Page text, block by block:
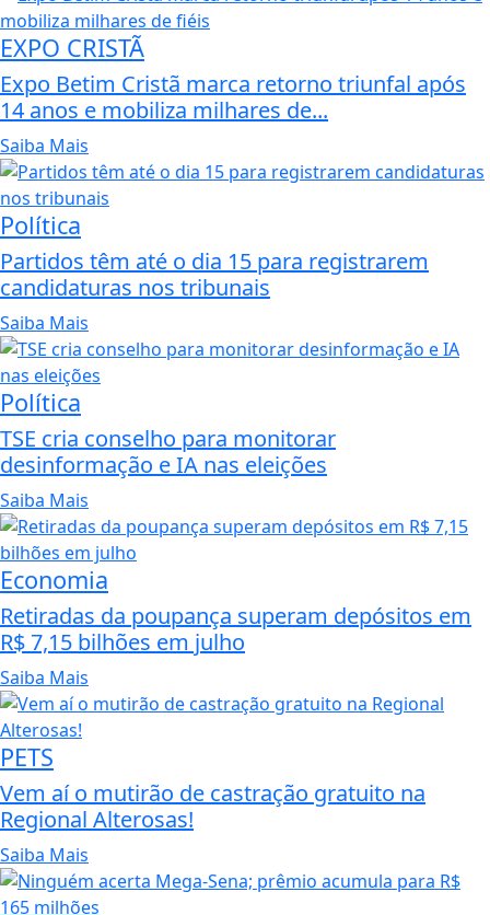
EXPO CRISTÃ
Expo Betim Cristã marca retorno triunfal após
14 anos e mobiliza milhares de...
Saiba Mais
Política
Partidos têm até o dia 15 para registrarem
candidaturas nos tribunais
Saiba Mais
Política
TSE cria conselho para monitorar
desinformação e IA nas eleições
Saiba Mais
Economia
Retiradas da poupança superam depósitos em
R$ 7,15 bilhões em julho
Saiba Mais
PETS
Vem aí o mutirão de castração gratuito na
Regional Alterosas!
Saiba Mais